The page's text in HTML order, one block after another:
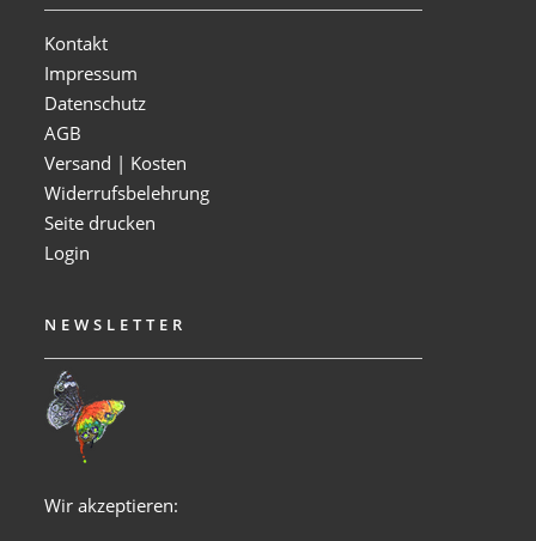
Kontakt
Impressum
Datenschutz
AGB
Versand | Kosten
Widerrufsbelehrung
Seite drucken
Login
NEWSLETTER
Wir akzeptieren: